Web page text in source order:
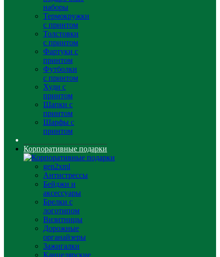
наборы
Термокружки
с принтом
Толстовки
с принтом
Фартуки с
принтом
Футболки
с принтом
Худи с
принтом
Шапки с
принтом
Шарфы с
принтом
Корпоративные подарки
gen2xml
Антистрессы
Бейджи и
аксессуары
Брелки с
логотипом
Визитницы
Дорожные
органайзеры
Зажигалки
Канцелярские